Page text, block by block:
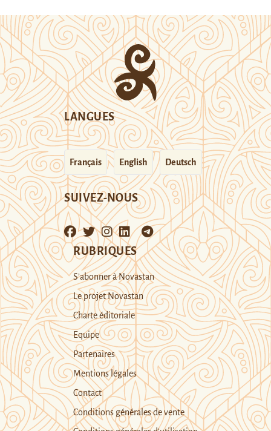
LANGUES
Français English Deutsch
SUIVEZ-NOUS
RUBRIQUES
S’abonner à Novastan
Le projet Novastan
Charte éditoriale
Equipe
Partenaires
Mentions légales
Contact
Conditions générales de vente